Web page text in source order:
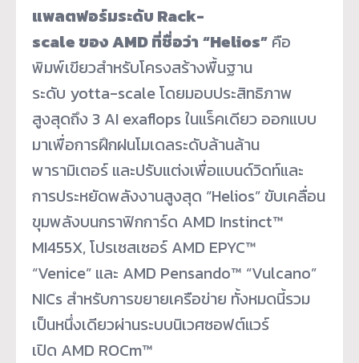
แพลตฟอร์มระดับ Rack-
scale ของ AMD ที่ชื่อว่า “Helios” คือ
พิมพ์เขียวสำหรับโครงสร้างพื้นฐาน
ระดับ yotta-scale โดยมอบประสิทธิภาพ
สูงสุดถึง 3 AI exaflops ในแร็คเดียว ออกแบบ
มาเพื่อการฝึกฝนโมเดลระดับล้านล้าน
พารามิเตอร์ และปรับแต่งเพื่อแบนด์วิดท์และ
การประหยัดพลังงานสูงสุด “Helios” ขับเคลื่อน
ขุมพลังบนกราฟิกการ์ด AMD Instinct™
MI455X, โปรเซสเซอร์ AMD EPYC™
“Venice” และ AMD Pensando™ “Vulcano”
NICs สำหรับการขยายเครือข่าย ทั้งหมดนี้รวม
เป็นหนึ่งเดียวผ่านระบบนิเวศซอฟต์แวร์
เปิด AMD ROCm™